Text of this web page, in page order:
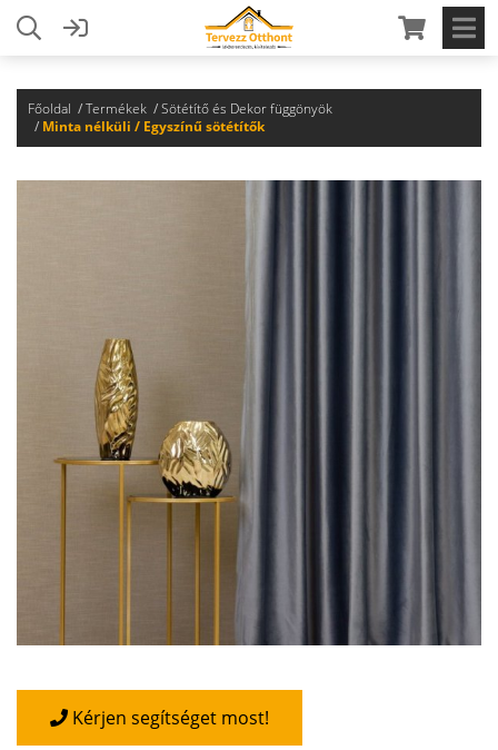
Főoldal Termékek
Sötétítő és Dekor függönyök
Minta nélküli / Egyszínű sötétítők
Kérjen segítséget most!